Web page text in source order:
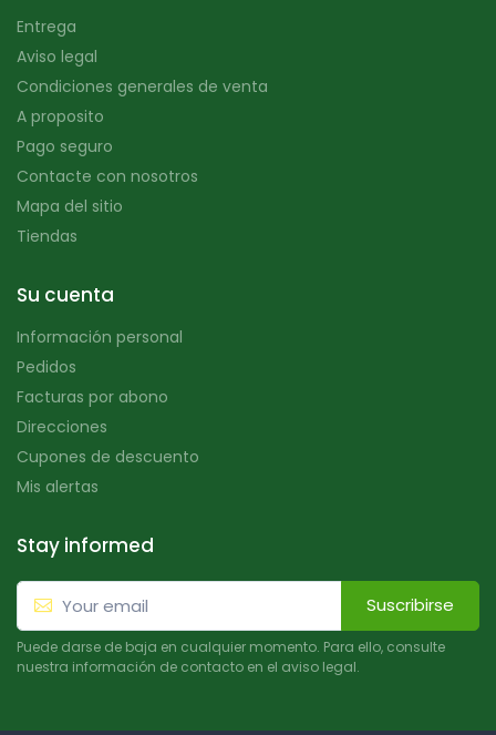
Entrega
Aviso legal
Condiciones generales de venta
A proposito
Pago seguro
Contacte con nosotros
Mapa del sitio
Tiendas
Su cuenta
Información personal
Pedidos
Facturas por abono
Direcciones
Cupones de descuento
Mis alertas
Stay informed
Suscribirse
Puede darse de baja en cualquier momento. Para ello, consulte
nuestra información de contacto en el aviso legal.